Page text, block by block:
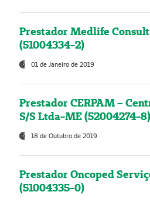
Prestador Medlife
(51004334-2)
01 de Janeiro de 2019
Prestador CERPAM –
S/S Ltda-ME (52004274-8)
18 de Outubro de 2019
Prestador Oncoped
(51004335-0)